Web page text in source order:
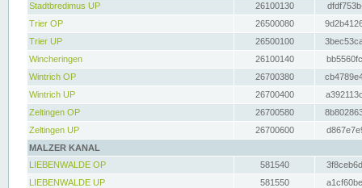
Stadtbredimus UP
26100130
Trier OP
26500080
Trier UP
26500100
Wincheringen
26100140
Wintrich OP
26700380
Wintrich UP
26700400
Zeltingen OP
26700580
Zeltingen UP
26700600
MALZER KANAL
LIEBENWALDE OP
581540
LIEBENWALDE UP
581550